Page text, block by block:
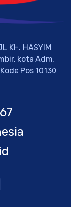
KH. HASYIM
kota Adm.
Pos 10130